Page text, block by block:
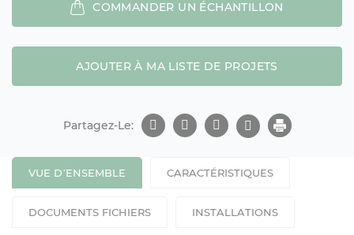
COMMANDER UN ÉCHANTILLON
AJOUTER À MA LISTE DE PROJETS
Partagez-Le:
VUE D’ENSEMBLE CARACTÉRISTIQUES
DOCUMENTS FICHIERS INSTALLATIONS